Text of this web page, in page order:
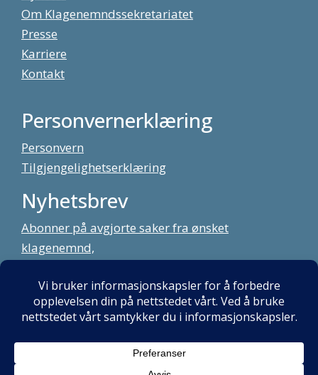
Om Klagenemndssekretariatet
Presse
Karriere
Kontakt
Personvernerklæring
Personvern
Tilgjengelighetserklæring
Nyhetsbrev
Abonner på avgjorte saker fra ønsket
klagenemnd,